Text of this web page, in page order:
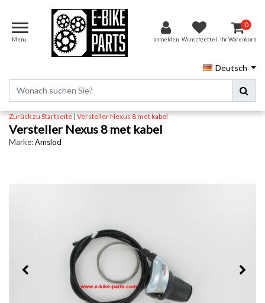
Menu anmelden Wunschzettel
0
Ihr Warenkorb
Deutsch
Zurück zu Startseite|Versteller Nexus 8 met kabel
Versteller Nexus 8 met kabel
Marke:Amslod